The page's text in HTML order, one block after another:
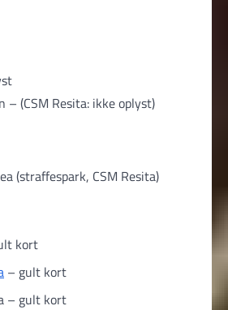
– (CSM Resita: ikke oplyst)
(straffespark, CSM Resita)
kort
– gult kort
– gult kort